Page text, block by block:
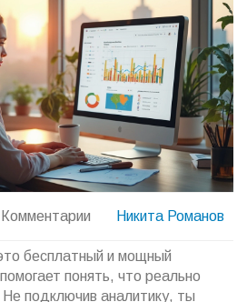
Никита Романов
бесплатный и мощный
понять, что реально
подключив аналитику, ты